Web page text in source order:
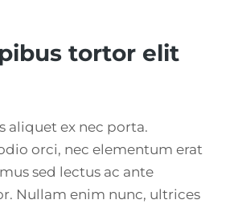
tortor elit
aliquet ex nec porta.
orci, nec elementum erat
sed lectus ac ante
Nullam enim nunc, ultrices